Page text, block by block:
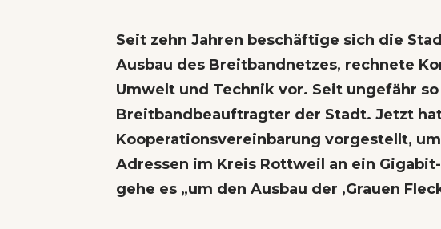
Seit zehn Jahren beschäftige sich die
Ausbau des Breitbandnetzes, rechnete
Umwelt und Technik vor. Seit ungefähr
Breitbandbeauftragter der Stadt. Jetzt
Kooperationsvereinbarung vorgestellt,
Adressen im Kreis Rottweil an ein
gehe es „um den Ausbau der ‚Grauen